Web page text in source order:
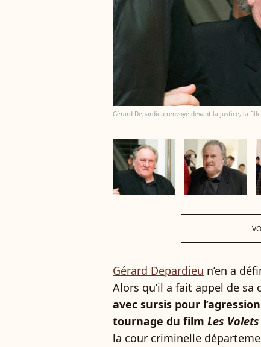
Gérard Depardieu renvoyé devant la justice, la
Gérard Depardieu n’en a
Alors qu’il a fait appel de sa
avec sursis pour
tournage du film Les
la cour criminelle